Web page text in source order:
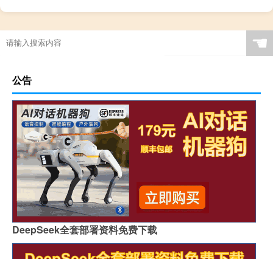
☚
公告
DeepSeek全套部署资料免费下载